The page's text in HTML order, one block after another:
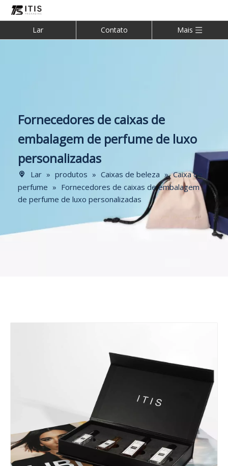
Lar Contato Mais
Fornecedores de caixas de
embalagem de perfume de luxo
personalizadas
Lar » produtos » Caixas de beleza » Caixa de
perfume » Fornecedores de caixas de embalagem
de perfume de luxo personalizadas